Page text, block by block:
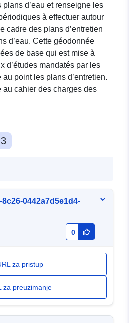
d’eau et renseigne les
à effectuer autour
cadre des plans d’entretien
d’eau. Cette géodonnée
de base qui est mise à
d’études mandatés par les
point les plans d’entretien.
au cahier des charges des
3
0442a7d5e1d4-
0
za pristup
za preuzimanje